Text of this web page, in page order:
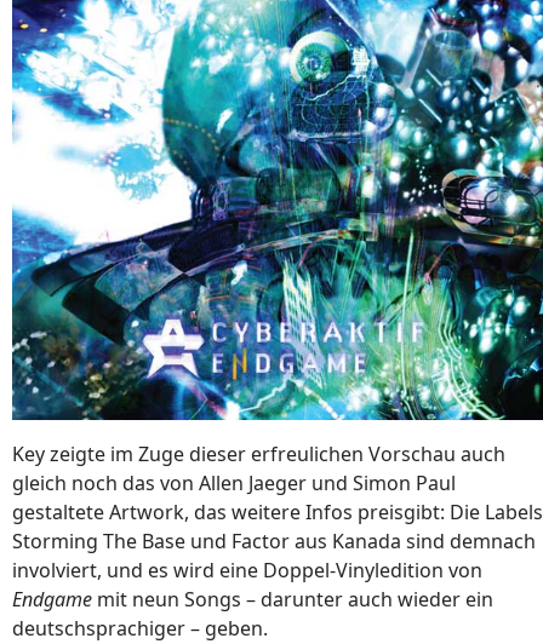
Key zeigte im Zuge dieser erfreulichen Vorschau auch
gleich noch das von Allen Jaeger und Simon Paul
gestaltete Artwork, das weitere Infos preisgibt: Die Labels
Storming The Base und Factor aus Kanada sind demnach
involviert, und es wird eine Doppel-Vinyledition von
Endgame mit neun Songs – darunter auch wieder ein
deutschsprachiger – geben.